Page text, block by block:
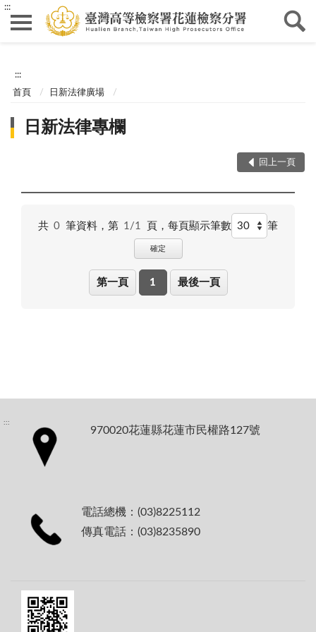
:::
:::
首頁 日新法律廣場
日新法律專欄
回上一頁
共 0 筆資料，第 1/1 頁， 每頁顯示筆數 筆
確定
第一頁 1 最後一頁
:::
970020花蓮縣花蓮市民權路127號
電話總機：(03)8225112
傳真電話：(03)8235890